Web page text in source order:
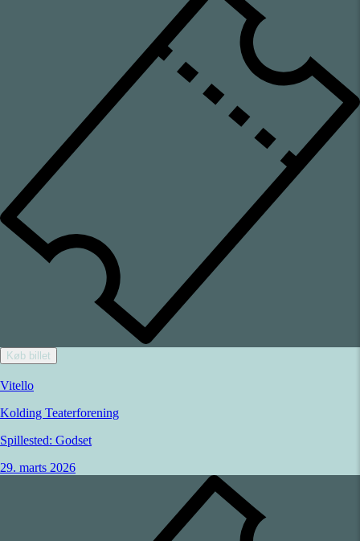
Køb billet
Vitello
Kolding Teaterforening
Spillested: Godset
29. marts 2026